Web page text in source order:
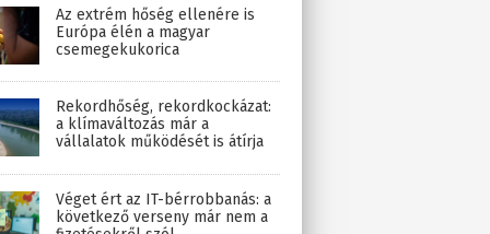
Az extrém hőség ellenére is
Európa élén a magyar
csemegekukorica
Rekordhőség, rekordkockázat:
a klímaváltozás már a
vállalatok működését is átírja
Véget ért az IT-bérrobbanás: a
következő verseny már nem a